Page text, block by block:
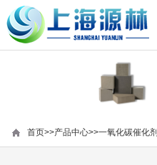
首页>>产品中心>>一氧化碳催化剂